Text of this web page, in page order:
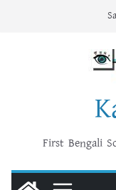
First Bengali